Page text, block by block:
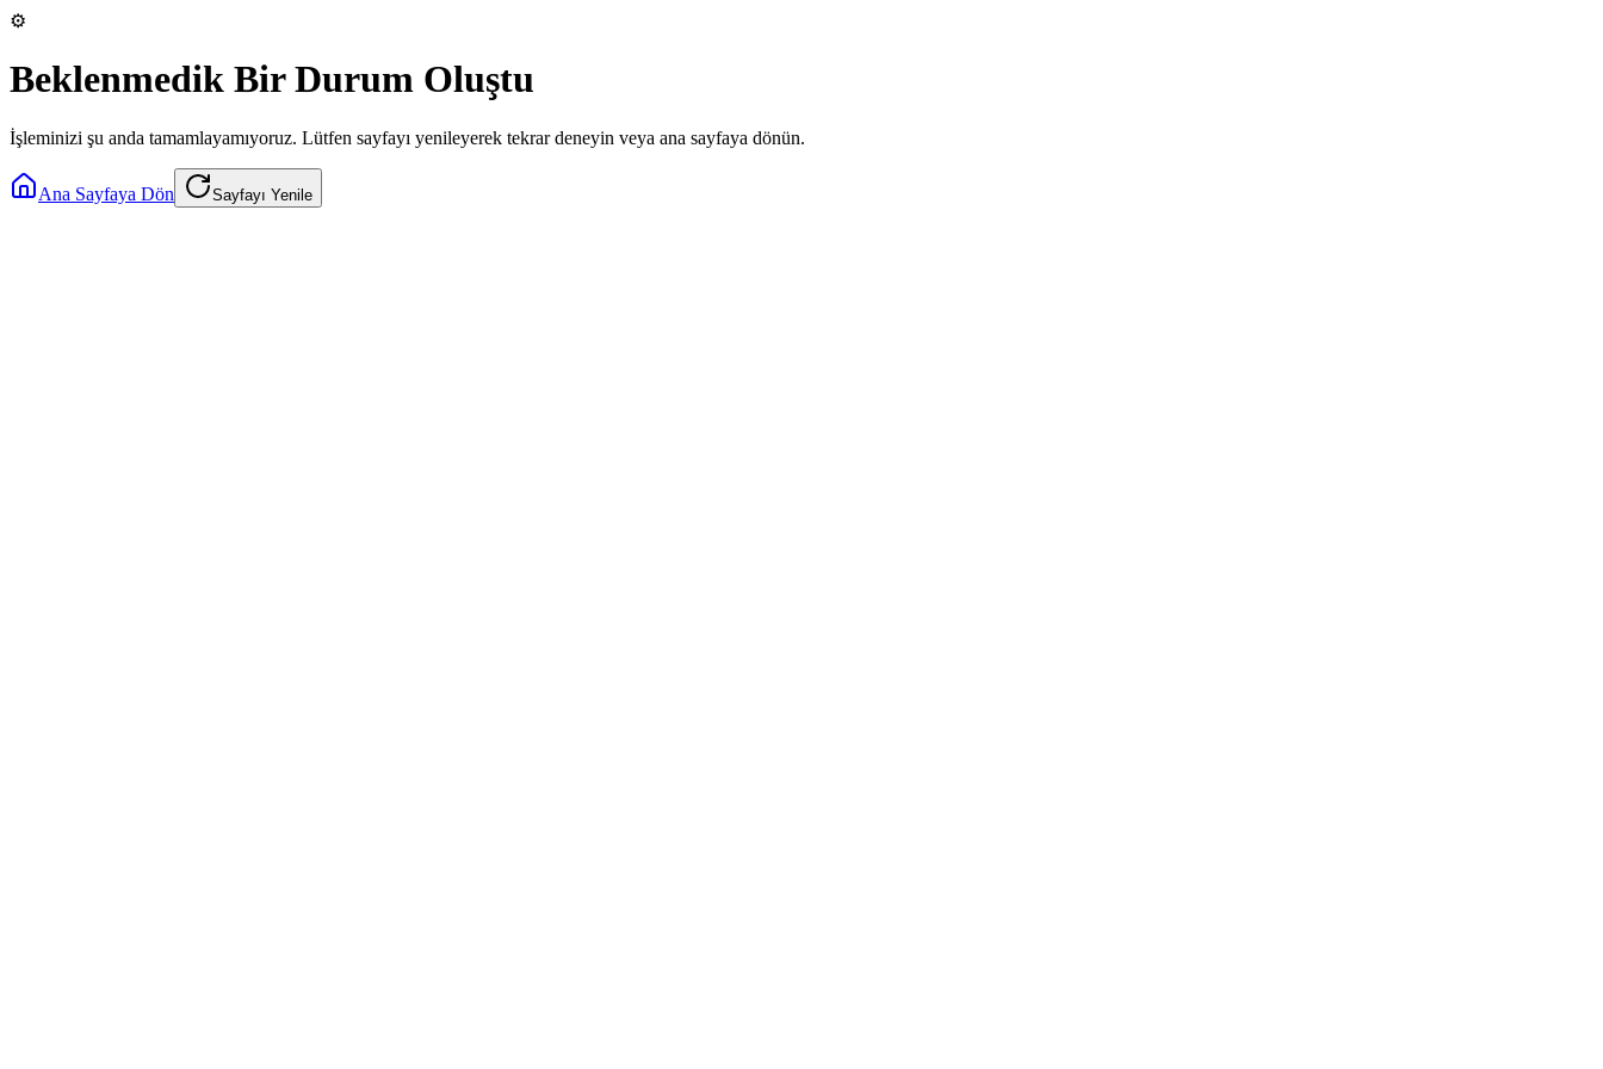
⚙️
Beklenmedik Bir Durum Oluştu
İşleminizi şu anda tamamlayamıyoruz. Lütfen sayfayı yenileyerek tekrar deneyin veya ana sayfaya dönün.
Ana Sayfaya Dön Sayfayı Yenile